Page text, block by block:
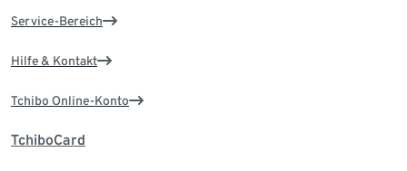
Service-Bereich
Hilfe & Kontakt
Tchibo Online-Konto
TchiboCard